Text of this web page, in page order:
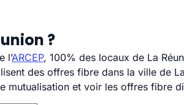
?
l’ARCEP, 100% des locaux de La
des offres fibre dans la ville de
mutualisation et voir les offres fibre